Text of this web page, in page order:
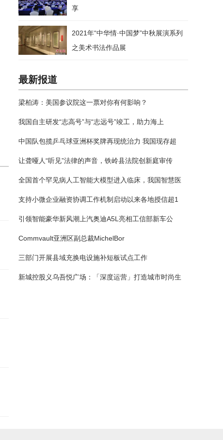
享
2021年“中华情·中国梦”中秋展演系列
之美术书法作品展
最新报道
梁柏涛：美国参议院这一票对你有何影响？
我国自主研发“志高号”与“志远号”竣工，助力海上
中国队包揽乒乓球亚洲杯奖牌再现统治力 我国现存超
让聋哑人“听见”法律的声音，铁岭县法院创新庭审传
全国首个罕见病人工智能大模型进入临床，我国智慧医
支持小微企业融资协调工作机制启动以来各地授信超1
引领智能豪华新风潮上汽奥迪A5L亮相工信部新车公
Commvault亚洲区副总裁MichelBor
三部门开展县域充换电设施补短板试点工作
新城控股义乌吾悦广场：「深度运营」打造城市时尚生